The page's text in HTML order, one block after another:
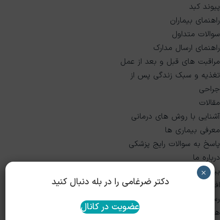
پیوند کبد
راهنمای بیماران
سوالات متداول
راهنمای ارسال مدارک
مراقبت های قبل و بعد از عمل
تغذیه و سبک زندگی پس از
جراحی
مقالات
آشنایی با روش های درمانی
معرفی بیماری ها
پاسخ به سوالات رایج پزشکی
درباره ما
بیوگرافی و سوابق
افتخارات و عضویت‌ها
رسانه و مصاحبه‌ها
همکاران
دکتر ضرغامی را در بله دنبال کنید
عضویت در کانال
×